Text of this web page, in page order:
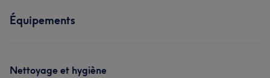
Équipements
Nettoyage et hygiène